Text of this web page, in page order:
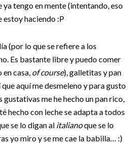
tengo en mente (intentando, eso
estoy haciendo :P
(por lo que se refiere a los
Es bastante libre y puedo comer
casa, of course), galletitas y pan
aquí me desmeleno y para gusto
me he hecho un pan rico,
hecho con leche se adapta a todos
se lo digan al italianoque se lo
yo miro y se me cae la babilla… :)